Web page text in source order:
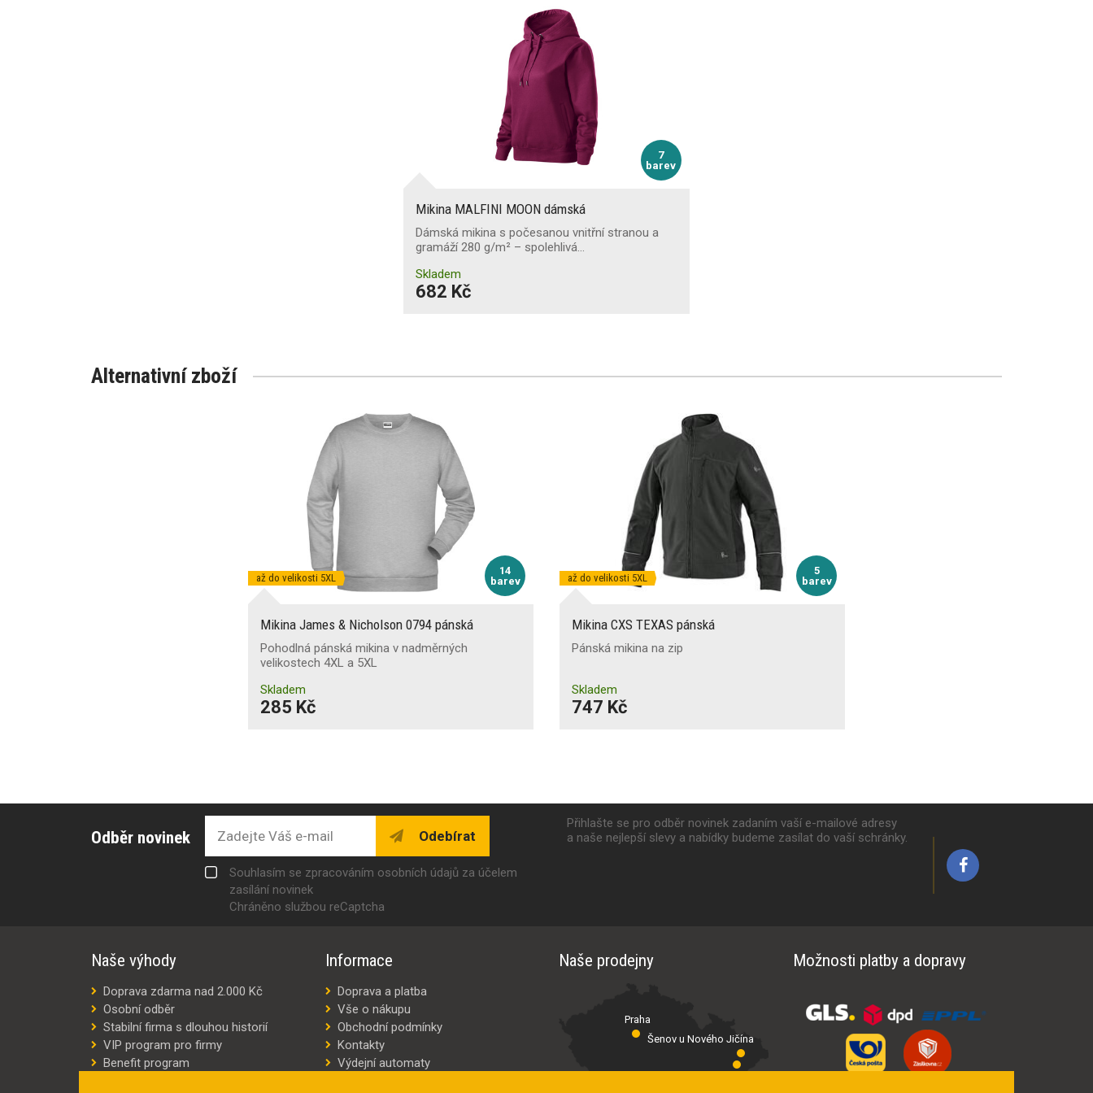
7
barev
Mikina MALFINI MOON dámská
Dámská mikina s počesanou vnitřní stranou a
gramáží 280 g/m² – spolehlivá…
Skladem
682 Kč
Alternativní zboží
14
barev
až do velikosti 5XL
Mikina James & Nicholson 0794 pánská
Pohodlná pánská mikina v nadměrných
velikostech 4XL a 5XL
Skladem
285 Kč
5
barev
až do velikosti 5XL
Mikina CXS TEXAS pánská
Pánská mikina na zip
Skladem
747 Kč
Odběr novinek Odebírat
Souhlasím se zpracováním osobních údajů za účelem
zasílání novinek
Chráněno službou reCaptcha
Přihlašte se pro odběr novinek zadaním vaší e-mailové adresy
a naše nejlepší slevy a nabídky budeme zasílat do vaší schránky.
Naše výhody
Doprava zdarma nad 2.000 Kč
Osobní odběr
Stabilní firma s dlouhou historií
VIP program pro firmy
Benefit program
Informace
Doprava a platba
Vše o nákupu
Obchodní podmínky
Kontakty
Výdejní automaty
Naše prodejny
Praha
Šenov u Nového Jičína
Možnosti platby a dopravy